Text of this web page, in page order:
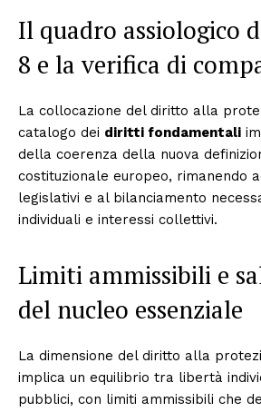
Il quadro assiologico
8 e la verifica di
La collocazione del diritto alla
catalogo dei diritti fondamentali
della coerenza della nuova
costituzionale europeo, rimanendo
legislativi e al bilanciamento
individuali e interessi collettivi.
Limiti ammissibili e
del nucleo essenziale
La dimensione del diritto alla
implica un equilibrio tra libertà
pubblici, con limiti ammissibili che